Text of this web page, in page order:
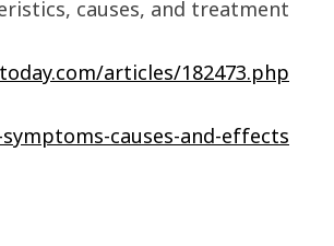
causes, and treatment
articles/182473.php
causes-and-effects/